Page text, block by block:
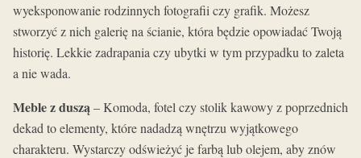
wyeksponowanie rodzinnych fotografii czy grafik. Możesz
stworzyć z nich galerię na ścianie, która będzie opowiadać Twoją
historię. Lekkie zadrapania czy ubytki w tym przypadku to zaleta
a nie wada.
Meble z duszą– Komoda, fotel czy stolik kawowy z poprzednich
dekad to elementy, które nadadzą wnętrzu wyjątkowego
charakteru. Wystarczy odświeżyć je farbą lub olejem, aby znów